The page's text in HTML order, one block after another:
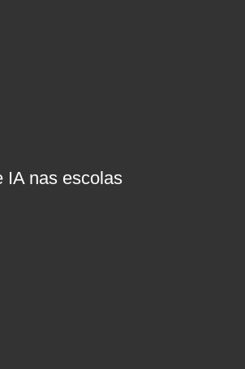
IA nas escolas